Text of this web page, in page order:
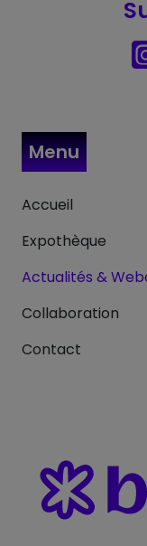
Menu
Accueil
Expothèque
Actualités &
Collaboration
Contact